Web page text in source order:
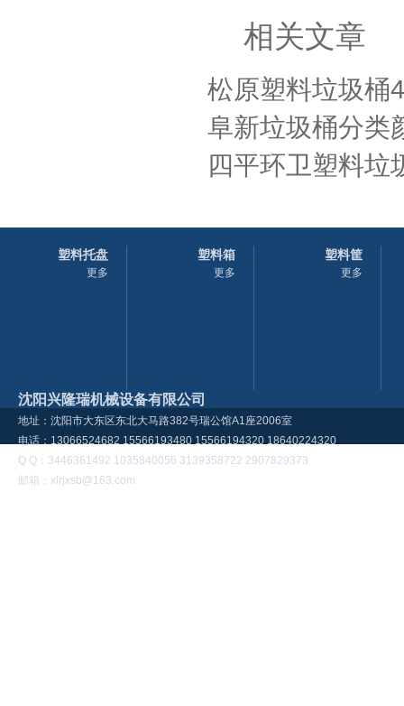
相关文章
松原塑料垃圾桶
阜新垃圾桶分类
四平环卫塑料垃
塑料托盘
更多
塑料箱
更多
塑料筐
更多
沈阳兴隆瑞机械设备有限公司
地址：沈阳市大东区东北大马路382号瑞公馆A1座2006室
电话：13066524682 15566193480 15566194320 18640224320
Q Q：3446361492 1035840056 3139358722 2907829373
邮箱：xlrjxsb@163.com